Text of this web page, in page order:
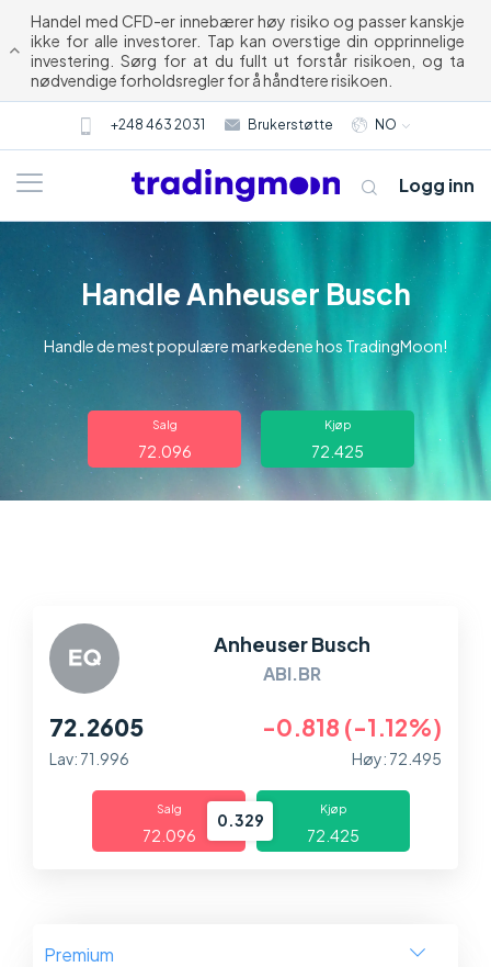
Handel med CFD-er innebærer høy risiko og passer kanskje
ikke for alle investorer. Tap kan overstige din opprinnelige
investering. Sørg for at du fullt ut forstår risikoen, og ta
nødvendige forholdsregler for å håndtere risikoen.
+248 463 2031 Brukerstøtte NO
Om oss
Hjelp og info
Logg inn
Handle Anheuser Busch
Handle de mest populære markedene hos TradingMoon!
Salg
72.096
Kjøp
72.425
Anheuser Busch
ABI.BR
72.2605 -0.818 (-1.12%)
Lav: 71.996 Høy: 72.495
Salg
72.096
0.329
Kjøp
72.425
Premium